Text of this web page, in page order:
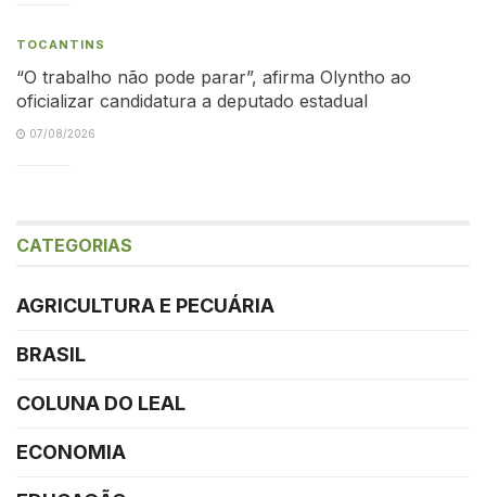
TOCANTINS
“O trabalho não pode parar”, afirma Olyntho ao
oficializar candidatura a deputado estadual
07/08/2026
CATEGORIAS
AGRICULTURA E PECUÁRIA
BRASIL
COLUNA DO LEAL
ECONOMIA